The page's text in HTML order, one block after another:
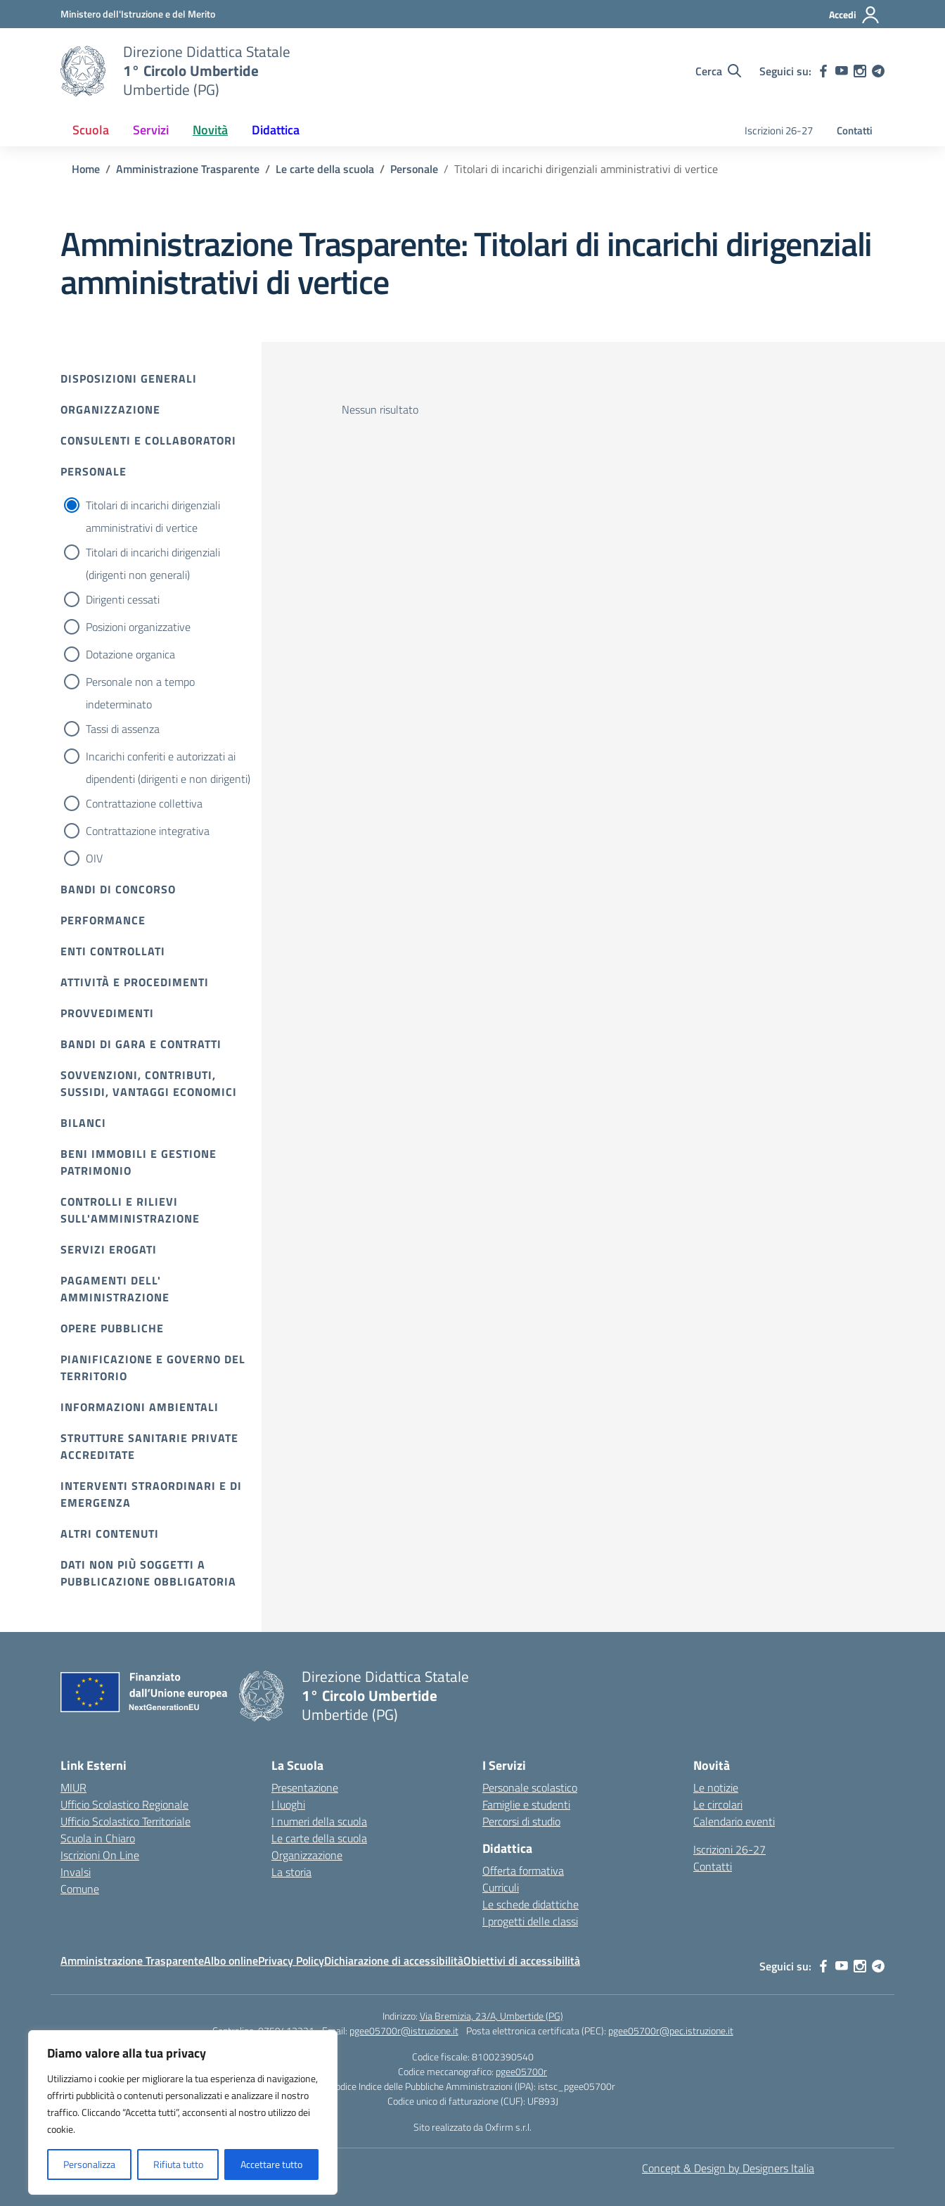
Diamo valore alla tua privacy
Utilizziamo i cookie per migliorare la tua esperienza di navigazione,
offrirti pubblicità o contenuti personalizzati e analizzare il nostro
traffico. Cliccando “Accetta tutti”, acconsenti al nostro utilizzo dei
cookie.
Personalizza Rifiuta tutto Accettare tutto
Vai ai contenuti
Vai al menu di navigazioneMinistero dell'Istruzione e del Merito Accedi
Direzione Didattica Statale
1° Circolo Umbertide
Umbertide (PG)
Cerca Seguici su:
Scuola Servizi Novità Didattica Iscrizioni 26-27 Contatti
Home Amministrazione Trasparente Le carte della scuola Personale Titolari di incarichi dirigenziali amministrativi di vertice
Amministrazione Trasparente:Titolari di incarichi dirigenziali
amministrativi di vertice
DISPOSIZIONI GENERALI
ORGANIZZAZIONE
CONSULENTI E COLLABORATORI
PERSONALE
Titolari di incarichi dirigenziali
amministrativi di vertice
Titolari di incarichi dirigenziali
(dirigenti non generali)
Dirigenti cessati
Posizioni organizzative
Dotazione organica
Personale non a tempo
indeterminato
Tassi di assenza
Incarichi conferiti e autorizzati ai
dipendenti (dirigenti e non dirigenti)
Contrattazione collettiva
Contrattazione integrativa
OIV
BANDI DI CONCORSO
PERFORMANCE
ENTI CONTROLLATI
ATTIVITÀ E PROCEDIMENTI
PROVVEDIMENTI
BANDI DI GARA E CONTRATTI
SOVVENZIONI, CONTRIBUTI,
SUSSIDI, VANTAGGI ECONOMICI
BILANCI
BENI IMMOBILI E GESTIONE
PATRIMONIO
CONTROLLI E RILIEVI
SULL'AMMINISTRAZIONE
SERVIZI EROGATI
PAGAMENTI DELL'
AMMINISTRAZIONE
OPERE PUBBLICHE
PIANIFICAZIONE E GOVERNO DEL
TERRITORIO
INFORMAZIONI AMBIENTALI
STRUTTURE SANITARIE PRIVATE
ACCREDITATE
INTERVENTI STRAORDINARI E DI
EMERGENZA
ALTRI CONTENUTI
DATI NON PIÙ SOGGETTI A
PUBBLICAZIONE OBBLIGATORIA
Nessun risultato
Direzione Didattica Statale
1° Circolo Umbertide
Umbertide (PG)
Link Esterni
MIUR
Ufficio Scolastico Regionale
Ufficio Scolastico Territoriale
Scuola in Chiaro
Iscrizioni On Line
Invalsi
Comune
La Scuola
Presentazione
I luoghi
I numeri della scuola
Le carte della scuola
Organizzazione
La storia
I Servizi
Personale scolastico
Famiglie e studenti
Percorsi di studio
Didattica
Offerta formativa
Curriculi
Le schede didattiche
I progetti delle classi
Novità
Le notizie
Le circolari
Calendario eventi
Iscrizioni 26-27
Contatti
Amministrazione TrasparenteAlbo onlinePrivacy PolicyDichiarazione di accessibilitàObiettivi di accessibilità Seguici su:
Indirizzo:Via Bremizia, 23/A, Umbertide (PG)
Centralino:0759413221 Email: pgee05700r@istruzione.it Posta elettronica certificata (PEC): pgee05700r@pec.istruzione.it
Codice fiscale: 81002390540
Codice meccanografico: pgee05700r
Codice Indice delle Pubbliche Amministrazioni (IPA): istsc_pgee05700r
Codice unico di fatturazione (CUF): UF893J
Sito realizzato da Oxfirm s.r.l.
Concept & Design by Designers Italia